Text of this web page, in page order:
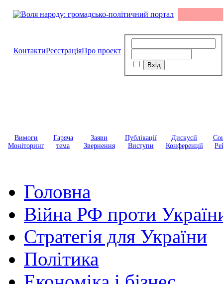
КонтактиРеєстраціяПро проект
Вимоги
Моніторинг
Гаряча
тема
Заяви
Звернення
Публікації
Виступи
Дискусії
Конференції
Головна
Війна РФ проти
Стратегія для України
Політика